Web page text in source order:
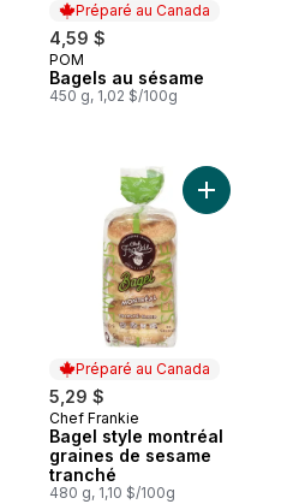
Préparé au Canada
4,59 $
Préparé au Canada
POM
Bagels au sésame
450 g, 1,02 $/100g
Préparé au Canada
5,29 $
Préparé au Canada
Chef Frankie
Bagel style montréal
graines de sesame
tranché
480 g, 1,10 $/100g
Ajouter